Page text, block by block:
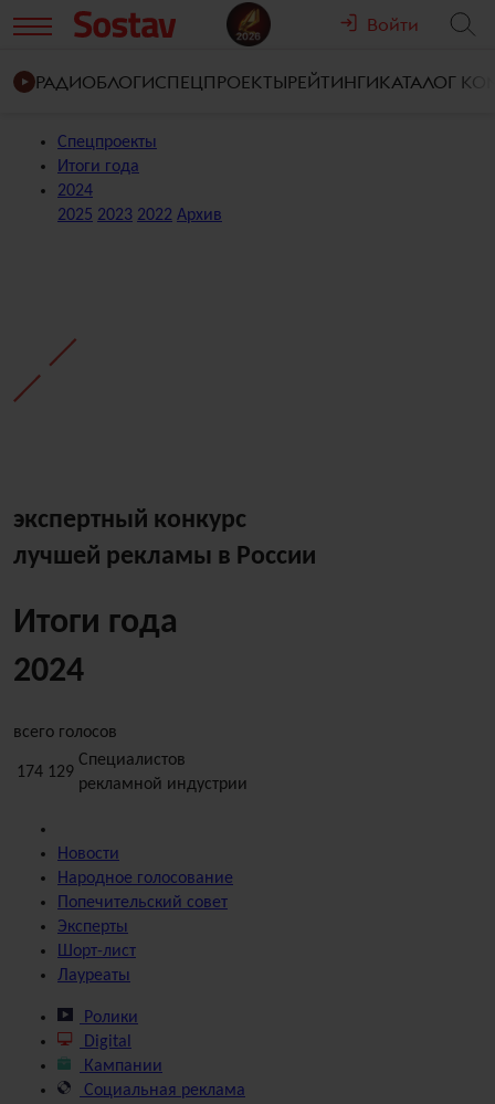
Войти
РАДИОБЛОГИСПЕЦПРОЕКТЫРЕЙТИНГИКАТАЛОГ
Спецпроекты
Итоги года
2024
2025 2023 2022 Архив
экспертный конкурс
лучшей рекламы в России
Итоги года
2024
всего голосов
174 129
Специалистов
рекламной индустрии
Новости
Народное голосование
Попечительский совет
Эксперты
Шорт-лист
Лауреаты
Ролики
Digital
Кампании
Социальная реклама